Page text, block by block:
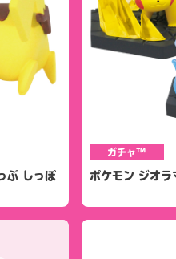
ぷ しっぽ
ガチャ™
ポケモン ジオラ